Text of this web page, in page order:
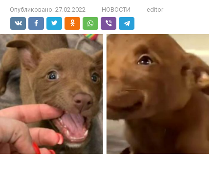
Опубликовано: 27.02.2022 НОВОСТИ editor